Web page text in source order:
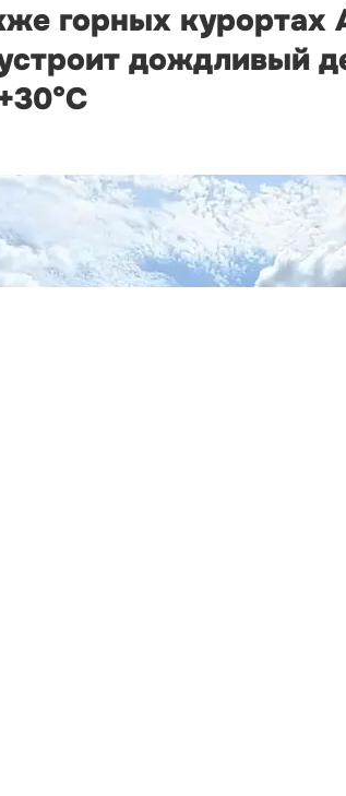
горных
дождливый